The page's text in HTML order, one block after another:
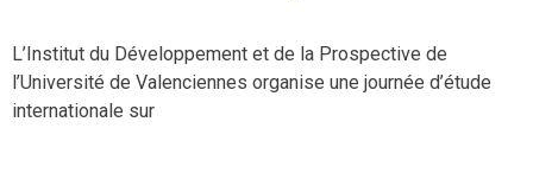
L’Institut du Développement et de la Prospective de
l’Université de Valenciennes organise une journée d’étude
internationale sur